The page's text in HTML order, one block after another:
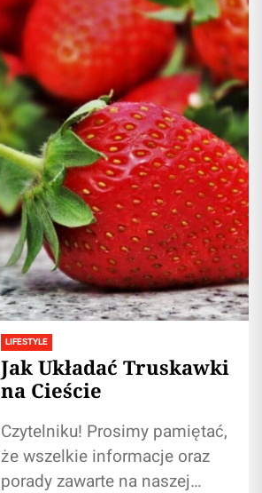
LIFESTYLE
Jak Układać Truskawki
na Cieście
Czytelniku! Prosimy pamiętać,
że wszelkie informacje oraz
porady zawarte na naszej